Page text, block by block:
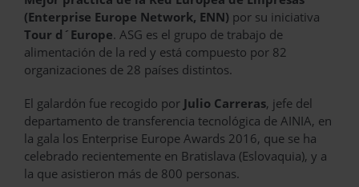
(Enterprise Europe Network, ENN) por su iniciativa
Tour d´Europe. ASG es el grupo de trabajo de
alimentación de la red y está compuesto por 82
organizaciones de 28 países distintos.
El galardón fue recogido por Julio Carreras, jefe del
departamento de transferencia tecnológica de AINIA, en
la gala los Enterprise Europe Awards 2016, que se ha
celebrado recientemente en Bratislava (Eslovaquia), y a
la que asistieron más de 800 personas.